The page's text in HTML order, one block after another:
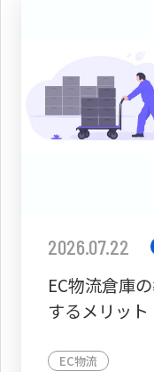
2026.07.22
EC物流倉庫
するメリッ
EC物流